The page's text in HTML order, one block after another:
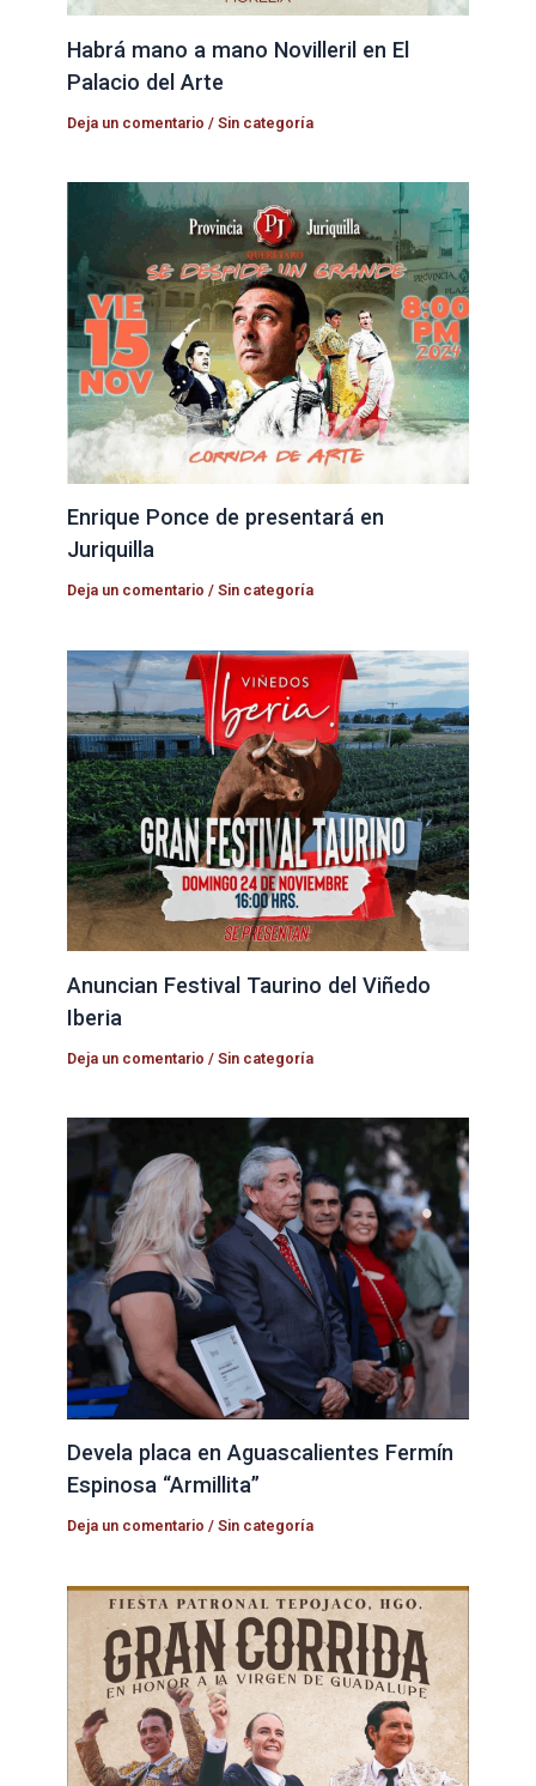
Habrá mano a mano Novilleril en El
Palacio del Arte
Deja un comentario /Sin categoría
Enrique Ponce de presentará en
Juriquilla
Deja un comentario /Sin categoría
Anuncian Festival Taurino del Viñedo
Iberia
Deja un comentario /Sin categoría
Devela placa en Aguascalientes Fermín
Espinosa “Armillita”
Deja un comentario /Sin categoría